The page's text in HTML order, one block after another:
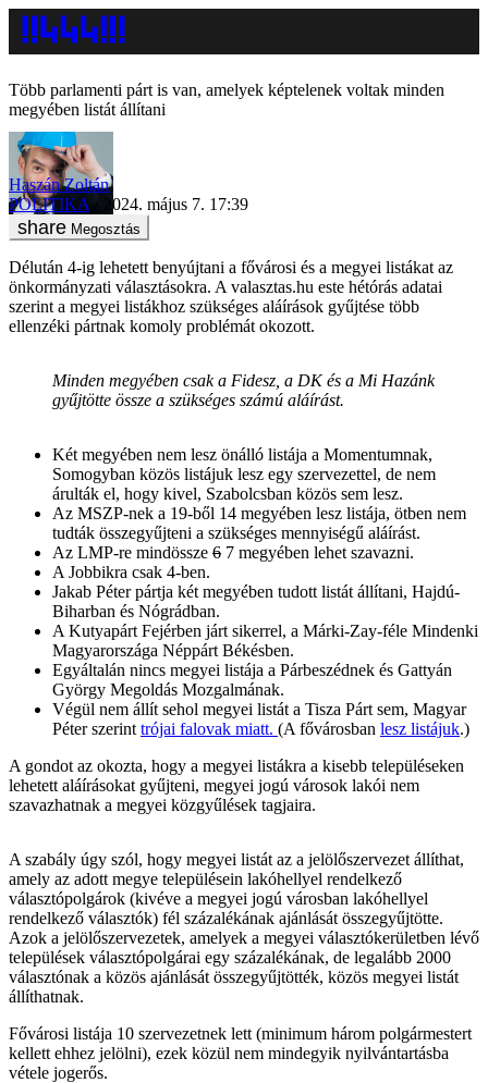
Több parlamenti párt is van, amelyek képtelenek voltak minden
megyében listát állítani
Haszán Zoltán
POLITIKA
2024. május 7. 17:39
Megosztás
Délután 4-ig lehetett benyújtani a fővárosi és a megyei listákat az
önkormányzati választásokra. A valasztas.hu este hétórás adatai
szerint a megyei listákhoz szükséges aláírások gyűjtése több
ellenzéki pártnak komoly problémát okozott.
Minden megyében csak a Fidesz, a DK és a Mi Hazánk
gyűjtötte össze a szükséges számú aláírást.
Két megyében nem lesz önálló listája a Momentumnak,
Somogyban közös listájuk lesz egy szervezettel, de nem
árulták el, hogy kivel, Szabolcsban közös sem lesz.
Az MSZP-nek a 19-ből 14 megyében lesz listája, ötben nem
tudták összegyűjteni a szükséges mennyiségű aláírást.
Az LMP-re mindössze 6 7 megyében lehet szavazni.
A Jobbikra csak 4-ben.
Jakab Péter pártja két megyében tudott listát állítani, Hajdú-
Biharban és Nógrádban.
A Kutyapárt Fejérben járt sikerrel, a Márki-Zay-féle Mindenki
Magyarországa Néppárt Békésben.
Egyáltalán nincs megyei listája a Párbeszédnek és Gattyán
György Megoldás Mozgalmának.
Végül nem állít sehol megyei listát a Tisza Párt sem, Magyar
Péter szerint trójai falovak miatt. (A fővárosban lesz listájuk.)
A gondot az okozta, hogy a megyei listákra a kisebb településeken
lehetett aláírásokat gyűjteni, megyei jogú városok lakói nem
szavazhatnak a megyei közgyűlések tagjaira.
A szabály úgy szól, hogy megyei listát az a jelölőszervezet állíthat,
amely az adott megye településein lakóhellyel rendelkező
választópolgárok (kivéve a megyei jogú városban lakóhellyel
rendelkező választók) fél százalékának ajánlását összegyűjtötte.
Azok a jelölőszervezetek, amelyek a megyei választókerületben lévő
települések választópolgárai egy százalékának, de legalább 2000
választónak a közös ajánlását összegyűjtötték, közös megyei listát
állíthatnak.
Fővárosi listája 10 szervezetnek lett (minimum három polgármestert
kellett ehhez jelölni), ezek közül nem mindegyik nyilvántartásba
vétele jogerős.